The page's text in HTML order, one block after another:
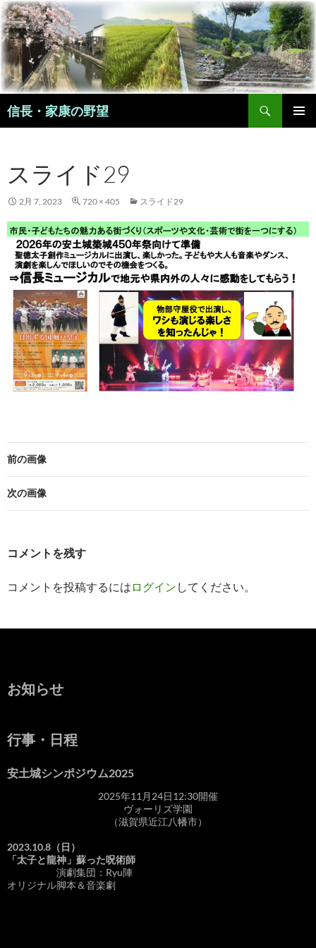
コ
ン
テ
ツ
へ
ス
キ
信長・家康の野望
索
スライド29
2月 7, 2023 720 × 405 スライド29
前の画像
次の画像
コメントを残す
コメントを投稿するには ログイン してください。
お知らせ
行事・日程
安土城シンポジウム2025
2025年11月24日12:30開催
ヴォーリズ学園
（滋賀県近江八幡市）
2023.10.8（日）
「太子と龍神」蘇った呪術師
演劇集団：Ryu陣
オリジナル脚本＆音楽劇